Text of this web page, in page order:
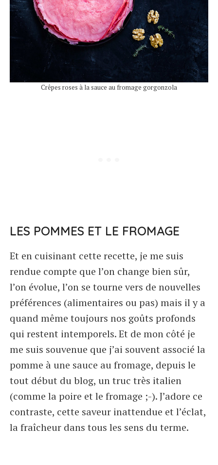
Crêpes roses à la sauce au fromage gorgonzola
LES POMMES ET LE FROMAGE
Et en cuisinant cette recette, je me suis
rendue compte que l’on change bien sûr,
l’on évolue, l’on se tourne vers de nouvelles
préférences (alimentaires ou pas) mais il y a
quand même toujours nos goûts profonds
qui restent intemporels. Et de mon côté je
me suis souvenue que j’ai souvent associé la
pomme à une sauce au fromage, depuis le
tout début du blog, un truc très italien
(comme la poire et le fromage ;-). J’adore ce
contraste, cette saveur inattendue et l’éclat,
la fraîcheur dans tous les sens du terme.